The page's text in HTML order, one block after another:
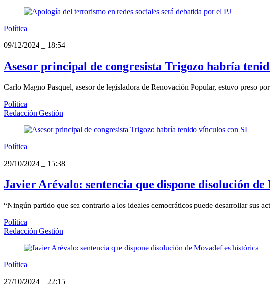
Política
09/12/2024
18:54
Asesor principal de congresista Trigozo habría
Carlo Magno Pasquel, asesor de legisladora de Renovación Popular, estuvo preso
Política
Redacción Gestión
Política
29/10/2024
15:38
Javier Arévalo: sentencia que dispone disolución de
“Ningún partido que sea contrario a los ideales democráticos puede desarrollar sus
Política
Redacción Gestión
Política
27/10/2024
22:15